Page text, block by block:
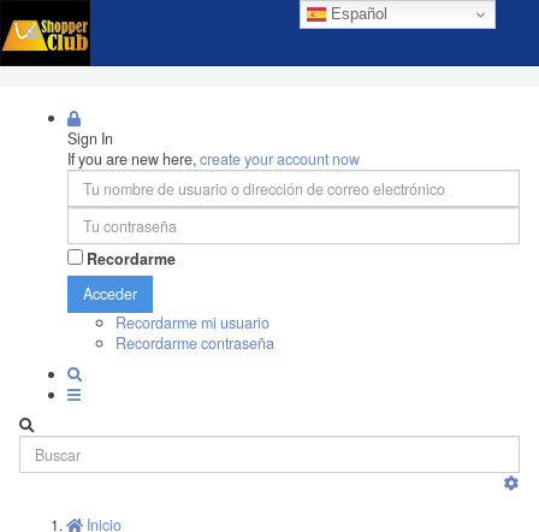
Español
Sign In
If you are new here,create your account now
Recordarme
Acceder
Recordarme mi usuario
Recordarme contraseña
Inicio